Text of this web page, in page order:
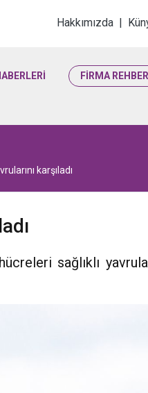
Hakkımızda |
FİRMA
karşıladı
sağlıklı